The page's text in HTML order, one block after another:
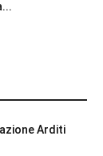
Arditi